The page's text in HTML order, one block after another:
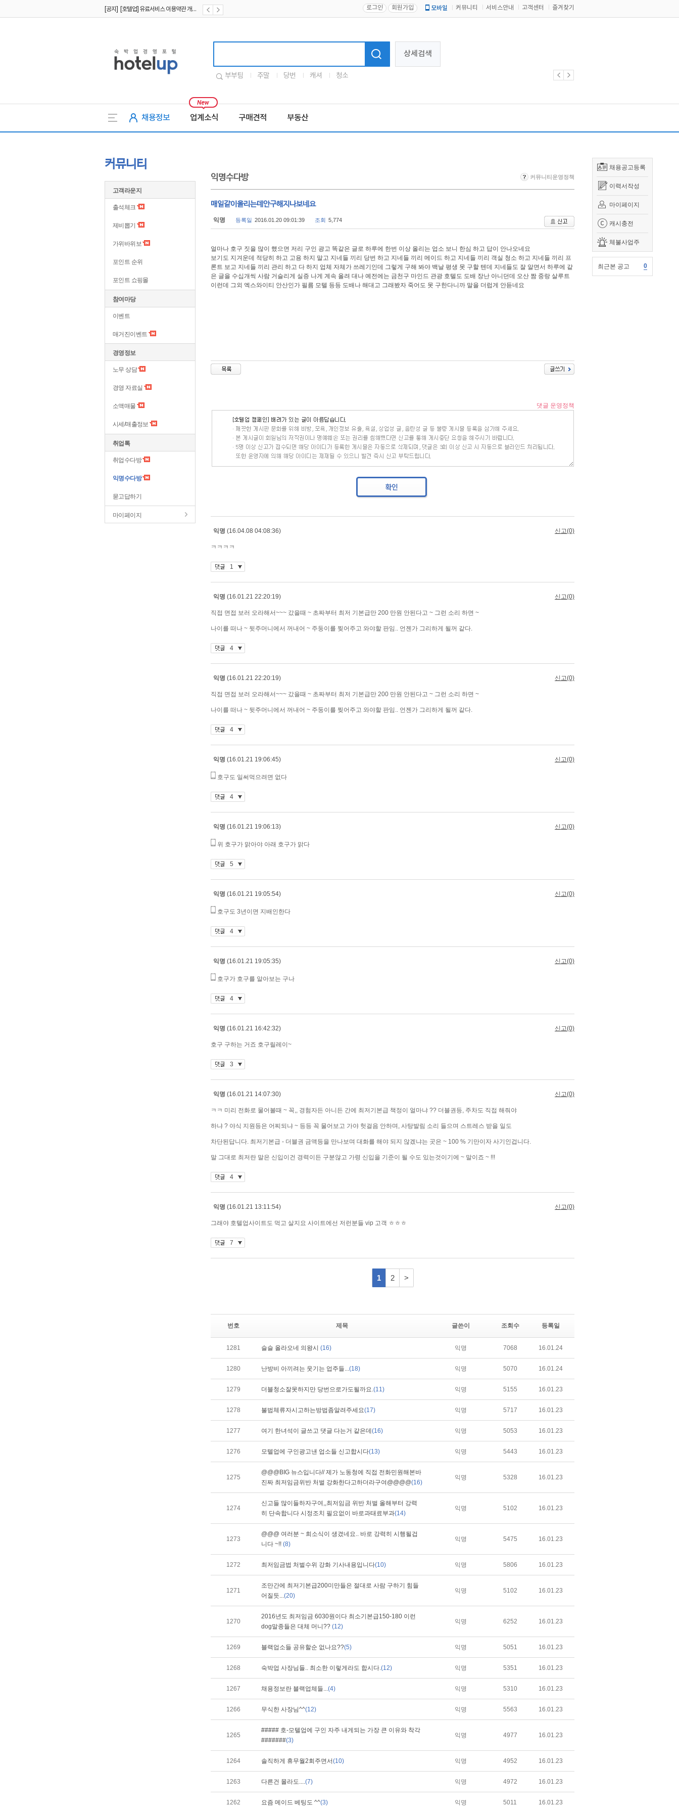
[공지] [호텔업] 유료서비스 이용약관 개정본2 (19.09.02) 로그인 회원가입 모바일 커뮤니티 서비스안내 고객센터 즐겨찾기
상세검색
부부팀 주말 당번 캐셔 청소
채용정보 업계소식 구매견적 부동산
채용공고등록
이력서작성
마이페이지
캐시충전
체불사업주
최근본 공고 0
커뮤니티
고객라운지
출석체크
제비뽑기
가위바위보
포인트 순위
포인트 쇼핑몰
참여마당
이벤트
매거진이벤트
경영정보
노무 상담
경영 자료실
소액매물
시세/매출정보
취업톡
취업수다방
익명수다방
묻고답하기
마이페이지
익명수다방 커뮤니티운영정책
매일같이올리는데안구해지나보네요
익명 등록일 2016.01.20 09:01:39 조회 5,774
얼마나 호구 짓을 많이 했으면 저리 구인 광고 똑같은 글로 하루에 한번 이상 올리는 업소 보니 한심 하고 답이 안나오네요
보기도 지겨운데 적당히 하고 고용 하지 말고 지네들 끼리 당번 하고 지네들 끼리 메이드 하고 지네들 끼리 객실 청소 하고 지네들 끼리 프
론트 보고 지네들 끼리 관리 하고 다 하지 업체 자체가 쓰레기인데 그렇게 구해 봐야 백날 평생 못 구할 텐데 지네들도 잘 알면서 하루에 같
은 글을 수십개씩 사람 거슬리게 실증 나게 계속 올려 대나 예전에는 금천구 마인드 관광 호텔도 도배 장난 아니던데 오산 짬 중랑 살루트
이런데 그외 엑스와이티 안산인가 필름 모텔 등등 도배나 해대고 그래봤자 죽어도 못 구한다니까 말을 더럽게 안듣네요
번호 제목 글쓴이 조회수 등록일
1281 슬슬 올라오네 의왕시 (16) 익명 7068 16.01.24
1280 난방비 아끼려는 웃기는 업주들...(18) 익명 5070 16.01.24
1279 더블청소잘못하지만 당번으로가도될까요.(11) 익명 5155 16.01.23
1278 불법체류자시고하는방법좀알려주세요(17) 익명 5717 16.01.23
1277 여기 한녀석이 글쓰고 댓글 다는거 같은데 (16) 익명 5053 16.01.23
1276 모텔업에 구인광고낸 업소들 신고합시다(13) 익명 5443 16.01.23
1275
@@@BIG 뉴스입니다// 제가 노동청에 직접 전화민원해본바
진짜 최저임금위반 처벌 강화한다고하더라구여@@@@(16)
익명 5328 16.01.23
1274
신고들 많이들하자구여,,최저임금 위반 처벌 올해부터 강력
히 단속합니다 시정조치 필요없이 바로과태료부과(14)
익명 5102 16.01.23
1273
@@@ 여러분 ~ 희소식이 생겼네요.. 바로 강력히 시행될겁
니다 ~!! (8)
익명 5475 16.01.23
1272 최저임금법 처벌수위 강화 기사내용입니다(10) 익명 5806 16.01.23
1271
조만간에 최저기본급200미만들은 절대로 사람 구하기 힘들
어질듯...(20)
익명 5102 16.01.23
1270
2016년도 최저임금 6030원이다 최소기본급150-180 이런
dog말종들은 대체 머니?? (12)
익명 6252 16.01.23
1269 블랙업소들 공유할순 없나요??(5) 익명 5051 16.01.23
1268 숙박업 사장님들.. 최소한 이렇게라도 합시다.(12) 익명 5351 16.01.23
1267 채용정보란 블랙업체들...(4) 익명 5310 16.01.23
1266 무식한 사장님^^(12) 익명 5563 16.01.23
1265
##### 호-모텔업에 구인 자주 내게되는 가장 큰 이유와 착각
#######(3)
익명 4977 16.01.23
1264 솔직하게 휴무월2회주면서(10) 익명 4952 16.01.23
1263 다른건 몰라도....(7) 익명 4972 16.01.23
1262 요즘 메이드 베팅도 ^^(3) 익명 5011 16.01.23